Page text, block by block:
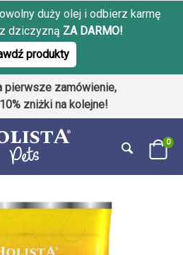
duży olej i odbierz karmę
dziczyzną ZA DARMO!
produkty
pierwsze zamówienie,
zniżki na kolejne!
0